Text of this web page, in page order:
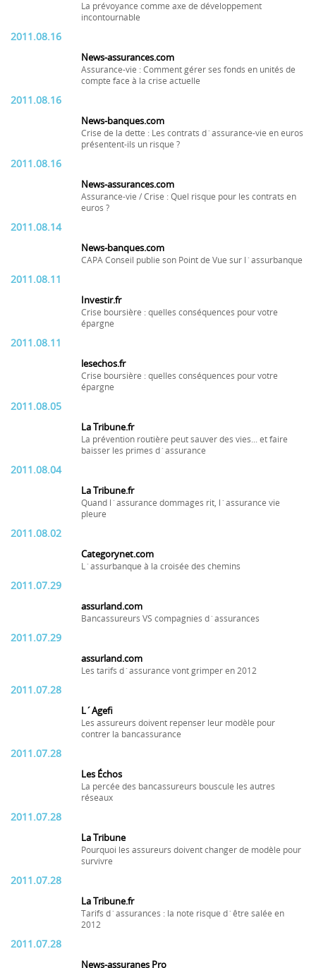
La prévoyance comme axe de développement
incontournable
2011.08.16
News-assurances.com
Assurance-vie : Comment gérer ses fonds en unités de
compte face à la crise actuelle
2011.08.16
News-banques.com
Crise de la dette : Les contrats d´assurance-vie en euros
présentent-ils un risque ?
2011.08.16
News-assurances.com
Assurance-vie / Crise : Quel risque pour les contrats en
euros ?
2011.08.14
News-banques.com
CAPA Conseil publie son Point de Vue sur l´assurbanque
2011.08.11
Investir.fr
Crise boursière : quelles conséquences pour votre
épargne
2011.08.11
lesechos.fr
Crise boursière : quelles conséquences pour votre
épargne
2011.08.05
La Tribune.fr
La prévention routière peut sauver des vies... et faire
baisser les primes d´assurance
2011.08.04
La Tribune.fr
Quand l´assurance dommages rit, l´assurance vie
pleure
2011.08.02
Categorynet.com
L´assurbanque à la croisée des chemins
2011.07.29
assurland.com
Bancassureurs VS compagnies d´assurances
2011.07.29
assurland.com
Les tarifs d´assurance vont grimper en 2012
2011.07.28
L´Agefi
Les assureurs doivent repenser leur modèle pour
contrer la bancassurance
2011.07.28
Les Échos
La percée des bancassureurs bouscule les autres
réseaux
2011.07.28
La Tribune
Pourquoi les assureurs doivent changer de modèle pour
survivre
2011.07.28
La Tribune.fr
Tarifs d´assurances : la note risque d´être salée en
2012
2011.07.28
News-assuranes Pro